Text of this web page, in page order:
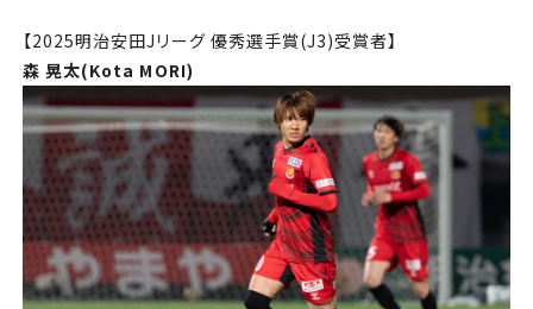
まちづくり
パートナー
NPO
その他
【2025明治安田Jリーグ 優秀選手賞(J3)受賞者】
森 晃太(Kota MORI)